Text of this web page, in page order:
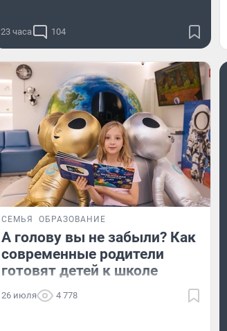
23 часа 104
СЕМЬЯ ОБРАЗОВАНИЕ
А голову вы не забыли? Как
современные родители
готовят детей к школе
26 июля 4 778